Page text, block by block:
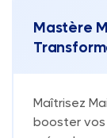
Mastère
Maîtrisez
booster